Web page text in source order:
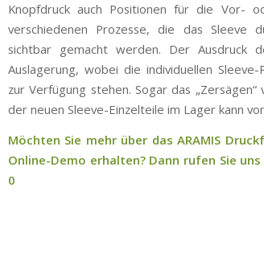
Knopfdruck auch Positionen für die Vor-
verschiedenen Prozesse, die das Sleeve
sichtbar gemacht werden. Der Ausdruck
Auslagerung, wobei die individuellen
zur Verfügung stehen. Sogar das
der neuen Sleeve-Einzelteile im Lager kann
Möchten Sie mehr über das ARAMIS
Online-Demo erhalten? Dann rufen Sie
0